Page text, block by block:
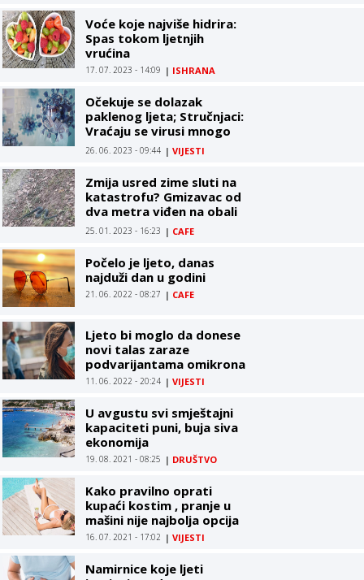
Voće koje najviše hidrira:
Spas tokom ljetnjih
vrućina
17. 07. 2023 - 14:09 | ISHRANA
Očekuje se dolazak
paklenog ljeta; Stručnjaci:
Vraćaju se virusi mnogo
gori od kovida
26. 06. 2023 - 09:44 | VIJESTI
Zmija usred zime sluti na
katastrofu? Gmizavac od
dva metra viđen na obali
Lima, mještani strahuju
25. 01. 2023 - 16:23 | CAFE
Počelo je ljeto, danas
najduži dan u godini
21. 06. 2022 - 08:27 | CAFE
Ljeto bi moglo da donese
novi talas zaraze
podvarijantama omikrona
11. 06. 2022 - 20:24 | VIJESTI
U avgustu svi smještajni
kapaciteti puni, buja siva
ekonomija
19. 08. 2021 - 08:25 | DRUŠTVO
Kako pravilno oprati
kupaći kostim , pranje u
mašini nije najbolja opcija
16. 07. 2021 - 17:02 | VIJESTI
Namirnice koje ljeti